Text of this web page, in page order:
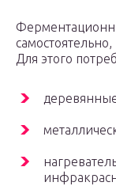
Для этого